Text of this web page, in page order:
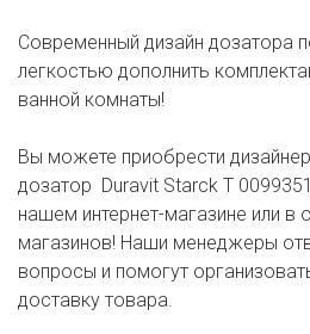
Современный дизайн дозатора
легкостью дополнить
ванной комнаты!
Вы можете приобрести
дозатор Duravit Starck T
нашем интернет-магазине или в
магазинов! Наши менеджеры
вопросы и помогут
доставку товара.